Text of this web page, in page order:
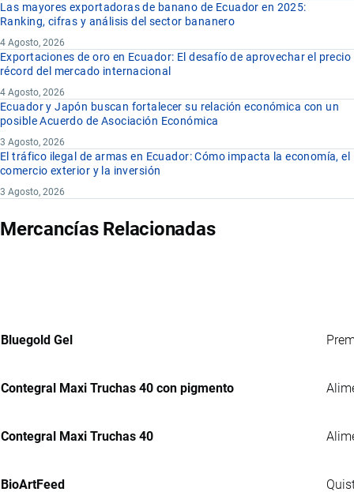
Las mayores exportadoras de banano de Ecuador en 2025:
Ranking, cifras y análisis del sector bananero
4 Agosto, 2026
Exportaciones de oro en Ecuador: El desafío de aprovechar el precio
récord del mercado internacional
4 Agosto, 2026
Ecuador y Japón buscan fortalecer su relación económica con un
posible Acuerdo de Asociación Económica
3 Agosto, 2026
El tráfico ilegal de armas en Ecuador: Cómo impacta la economía, el
comercio exterior y la inversión
3 Agosto, 2026
Mercancías Relacionadas
Bluegold Gel
Contegral Maxi Truchas 40 con pigmento
Contegral Maxi Truchas 40
BioArtFeed